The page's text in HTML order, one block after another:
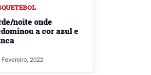
noite onde
a cor azul e
Fevereiro, 2022